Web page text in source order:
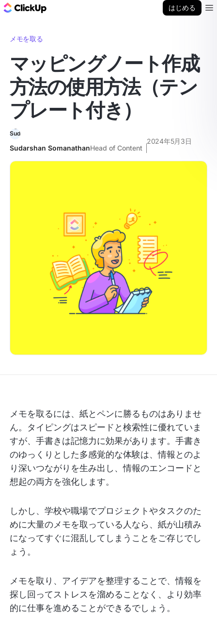
はじめる
メモを取る
マッピングノート作成
方法の使用方法（テン
プレート付き）
Sudarshan SomanathanHead of Content
2024年5月3日
メモを取るには、紙とペンに勝るものはありませ
ん。タイピングはスピードと検索性に優れていま
すが、手書きは記憶力に効果があります。手書き
のゆっくりとした多感覚的な体験は、情報とのよ
り深いつながりを生み出し、情報のエンコードと
想起の両方を強化します。
しかし、学校や職場でプロジェクトやタスクのた
めに大量のメモを取っている人なら、紙が山積み
になってすぐに混乱してしまうことをご存じでし
ょう。
メモを取り、アイデアを整理することで、情報を
探し回ってストレスを溜めることなく、より効率
的に仕事を進めることができるでしょう。